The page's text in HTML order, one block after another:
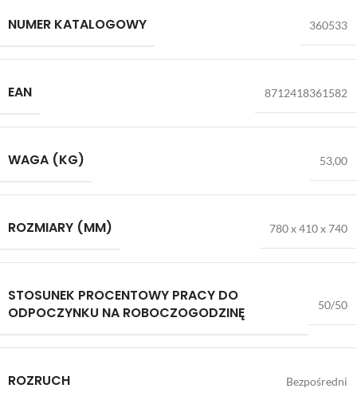
NUMER KATALOGOWY 360533
EAN 8712418361582
WAGA (KG) 53,00
ROZMIARY (MM) 780 x 410 x 740
STOSUNEK PROCENTOWY PRACY DO
ODPOCZYNKU NA ROBOCZOGODZINĘ
50/50
ROZRUCH Bezpośredni